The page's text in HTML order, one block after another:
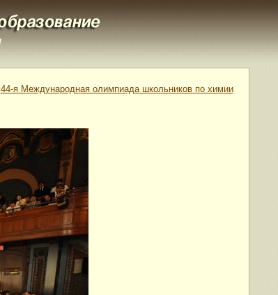
44-я Международная олимпиада школьников по химии